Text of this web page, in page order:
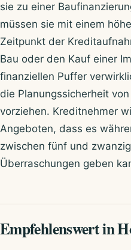
sie zu einer
müssen sie mit einem
Zeitpunkt der
Bau oder den Kauf einer
finanziellen Puffer
die Planungssicherheit
vorziehen. Kreditnehmer
Angeboten, dass es
zwischen fünf und
Überraschungen geben
Empfehlenswert in